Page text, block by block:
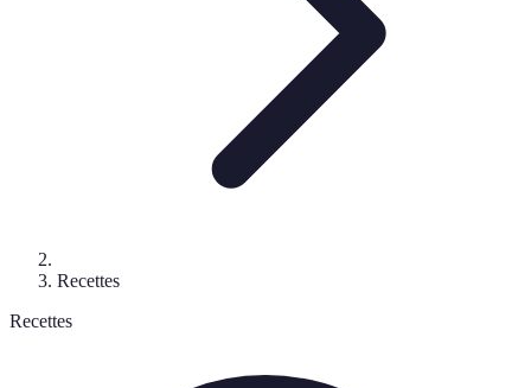
Recettes
Recettes